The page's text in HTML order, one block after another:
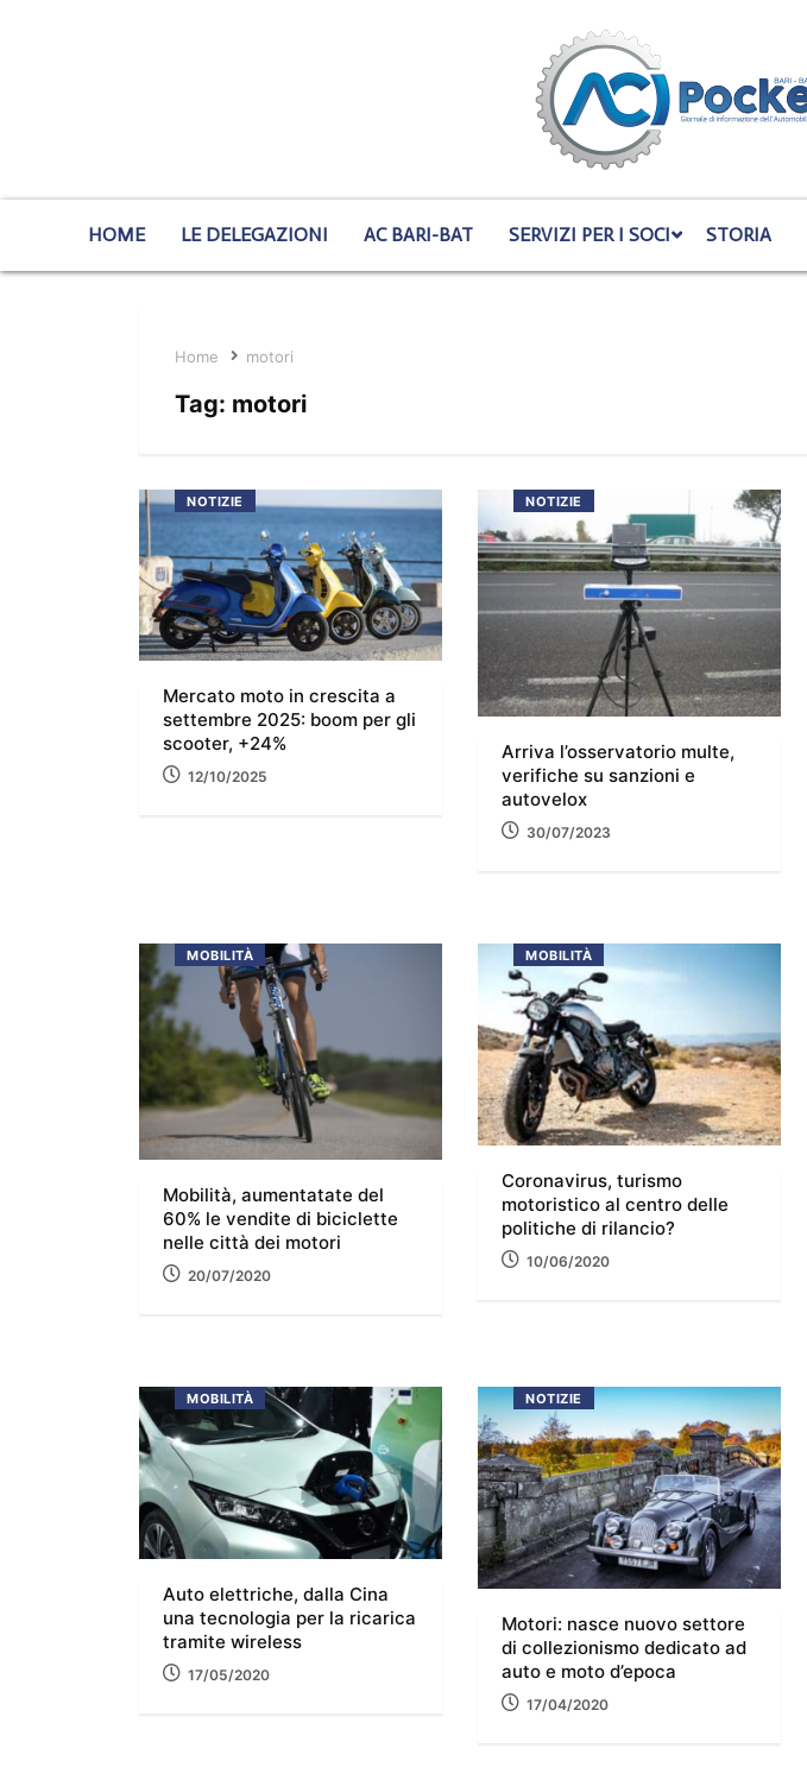
HOME LE DELEGAZIONI AC BARI-BAT SERVIZI PER I SOCI STORIA
Home motori
Tag: motori
NOTIZIE
Mercato moto in crescita a
settembre 2025: boom per gli
scooter, +24%
12/10/2025
NOTIZIE
Arriva l’osservatorio multe,
verifiche su sanzioni e
autovelox
30/07/2023
MOBILITÀ
Mobilità, aumentatate del
60% le vendite di biciclette
nelle città dei motori
20/07/2020
MOBILITÀ
Coronavirus, turismo
motoristico al centro delle
politiche di rilancio?
10/06/2020
MOBILITÀ
Auto elettriche, dalla Cina
una tecnologia per la ricarica
tramite wireless
17/05/2020
NOTIZIE
Motori: nasce nuovo settore
di collezionismo dedicato ad
auto e moto d’epoca
17/04/2020